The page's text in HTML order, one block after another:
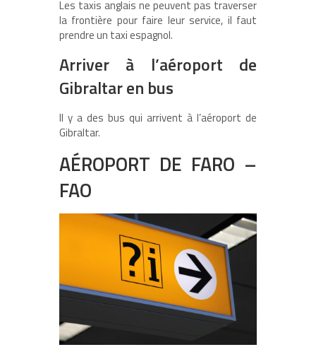
Les taxis anglais ne peuvent pas traverser
la frontière pour faire leur service, il faut
prendre un taxi espagnol.
Arriver à l’aéroport de
Gibraltar en bus
Il y a des bus qui arrivent à l’aéroport de
Gibraltar.
AÉROPORT DE FARO –
FAO